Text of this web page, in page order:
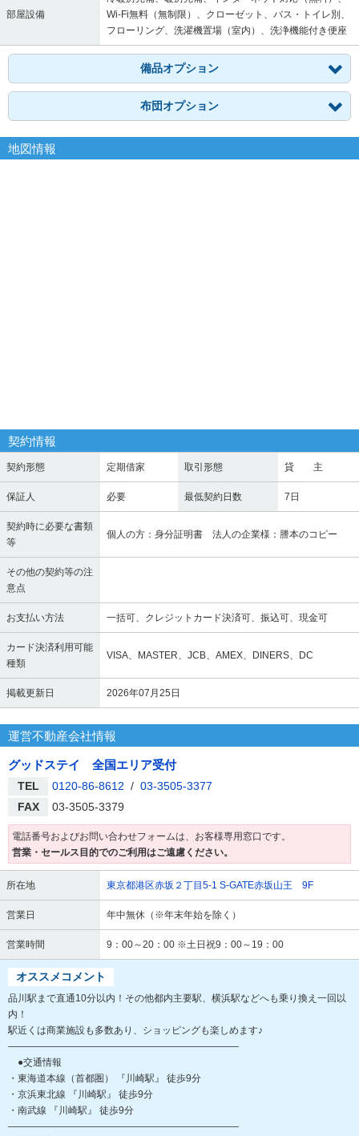
部屋設備
Wi-Fi無料（無制限）、クローゼット、バス・トイレ別、
フローリング、洗濯機置場（室内）、洗浄機能付き便座
備品オプション
布団オプション
地図情報
契約情報
契約形態 定期借家 取引形態 貸 主
保証人 必要 最低契約日数 7日
契約時に必要な書類
等
個人の方：身分証明書 法人の企業様：謄本のコピー
その他の契約等の注
意点
お支払い方法 一括可、クレジットカード決済可、振込可、現金可
カード決済利用可能
種類
VISA、MASTER、JCB、AMEX、DINERS、DC
掲載更新日 2026年07月25日
運営不動産会社情報
グッドステイ 全国エリア受付
TEL 0120-86-8612 / 03-3505-3377
FAX
03-3505-3379
電話番号およびお問い合わせフォームは、お客様専用窓口です。
営業・セールス目的でのご利用はご遠慮ください。
所在地 東京都港区赤坂２丁目5-1 S-GATE赤坂山王 9F
営業日 年中無休（※年末年始を除く）
営業時間 9：00～20：00 ※土日祝9：00～19：00
オススメコメント
品川駅まで直通10分以内！その他都内主要駅、横浜駅などへも乗り換え一回以
内！
駅近くは商業施設も多数あり、ショッピングも楽しめます♪
――――――――――――――――――――――――
●交通情報
・東海道本線（首都圏） 『川崎駅』 徒歩9分
・京浜東北線 『川崎駅』 徒歩9分
・南武線 『川崎駅』 徒歩9分
――――――――――――――――――――――――